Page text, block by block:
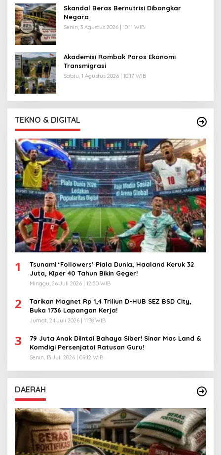
Skandal Beras Bernutrisi Dibongkar
Negara
Senin, 3 Agustus 2026 | 10:11 WIB
Akademisi Rombak Poros Ekonomi
Transmigrasi
Sabtu, 1 Agustus 2026 | 10:17 WIB
TEKNO & DIGITAL
1
Tsunami ‘Followers’ Piala Dunia, Haaland Keruk 32
Juta, Kiper 40 Tahun Bikin Geger!
Minggu, 26 Juli 2026 | 12:50 WIB
2
Tarikan Magnet Rp 1,4 Triliun D-HUB SEZ BSD City,
Buka 1736 Lapangan Kerja!
Jumat, 24 Juli 2026 | 11:38 WIB
3
79 Juta Anak Diintai Bahaya Siber! Sinar Mas Land &
Komdigi Persenjatai Ratusan Guru!
Senin, 13 Juli 2026 | 09:12 WIB
DAERAH